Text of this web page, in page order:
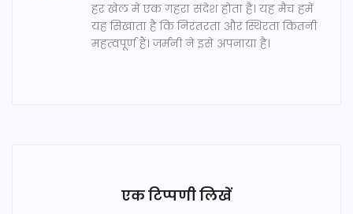
हर खेल में एक गहरा संदेश होता है। यह मैच हमें
यह सिखाता है कि निरंतरता और स्थिरता कितनी
महत्वपूर्ण हैं। जर्मनी ने इसे अपनाया है।
एक टिप्पणी लिखें